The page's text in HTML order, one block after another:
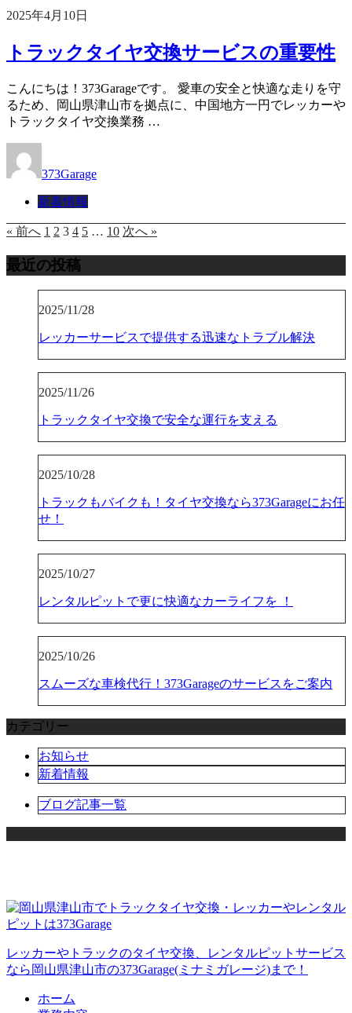
2025年4月10日
トラックタイヤ交換サービスの重要性
こんにちは！373Garageです。 愛車の安全と快適な走りを守
るため、岡山県津山市を拠点に、中国地方一円でレッカーや
トラックタイヤ交換業務 …
373Garage
新着情報
« 前へ 1 2 3 4 5 … 10 次へ »
最近の投稿
2025/11/28
レッカーサービスで提供する迅速なトラブル解決
2025/11/26
トラックタイヤ交換で安全な運行を支える
2025/10/28
トラックもバイクも！タイヤ交換なら373Garageにお任
せ！
2025/10/27
レンタルピットで更に快適なカーライフを ！
2025/10/26
スムーズな車検代行！373Garageのサービスをご案内
カテゴリー
お知らせ
新着情報
ブログ記事一覧
レッカーやトラックのタイヤ交換、レンタルピットサービス
なら岡山県津山市の373Garage(ミナミガレージ)まで！
ホーム